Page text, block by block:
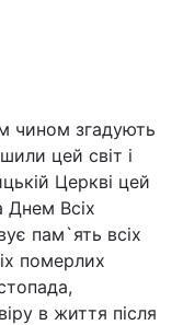
чином згадують
цей світ і
Церкві цей
Днем Всіх
пам`ять всіх
померлих
в життя після